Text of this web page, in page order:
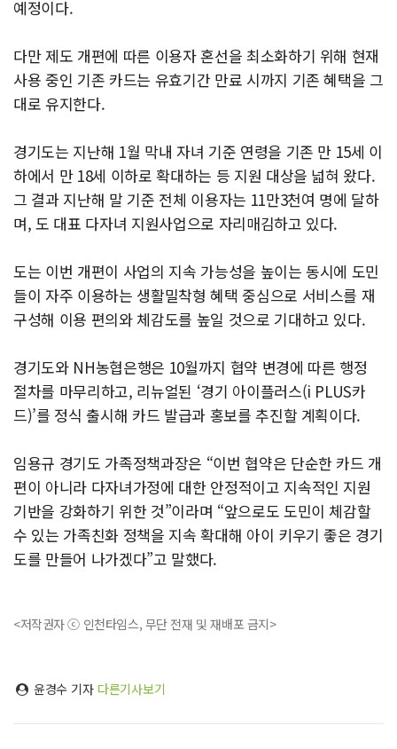
예정이다.
다만 제도 개편에 따른 이용자 혼선을 최소화하기 위해 현재
사용 중인 기존 카드는 유효기간 만료 시까지 기존 혜택을 그
대로 유지한다.
경기도는 지난해 1월 막내 자녀 기준 연령을 기존 만 15세 이
하에서 만 18세 이하로 확대하는 등 지원 대상을 넓혀 왔다.
그 결과 지난해 말 기준 전체 이용자는 11만3천여 명에 달하
며, 도 대표 다자녀 지원사업으로 자리매김하고 있다.
도는 이번 개편이 사업의 지속 가능성을 높이는 동시에 도민
들이 자주 이용하는 생활밀착형 혜택 중심으로 서비스를 재
구성해 이용 편의와 체감도를 높일 것으로 기대하고 있다.
경기도와 NH농협은행은 10월까지 협약 변경에 따른 행정
절차를 마무리하고, 리뉴얼된 ‘경기 아이플러스(i PLUS카
드)’를 정식 출시해 카드 발급과 홍보를 추진할 계획이다.
임용규 경기도 가족정책과장은 “이번 협약은 단순한 카드 개
편이 아니라 다자녀가정에 대한 안정적이고 지속적인 지원
기반을 강화하기 위한 것”이라며 “앞으로도 도민이 체감할
수 있는 가족친화 정책을 지속 확대해 아이 키우기 좋은 경기
도를 만들어 나가겠다”고 말했다.
<저작권자 ⓒ 인천타임스, 무단 전재 및 재배포 금지>
윤경수 기자 다른기사보기